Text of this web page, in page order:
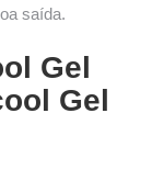
saída.
Gel
Gel